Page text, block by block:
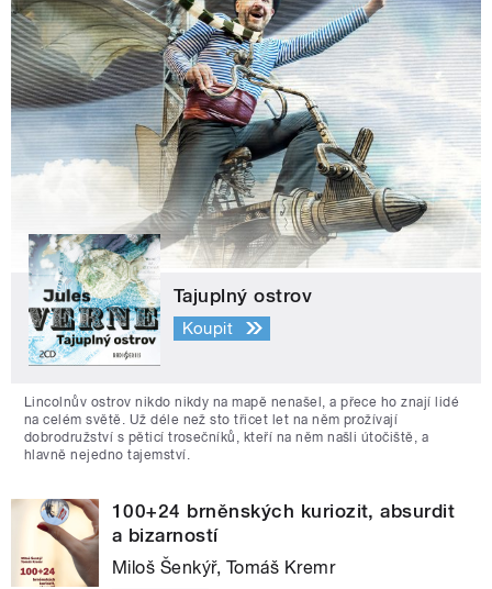
Tajuplný ostrov
Koupit
Lincolnův ostrov nikdo nikdy na mapě nenašel, a přece ho znají lidé
na celém světě. Už déle než sto třicet let na něm prožívají
dobrodružství s pěticí trosečníků, kteří na něm našli útočiště, a
hlavně nejedno tajemství.
100+24 brněnských kuriozit, absurdit
a bizarností
Miloš Šenkýř, Tomáš Kremr